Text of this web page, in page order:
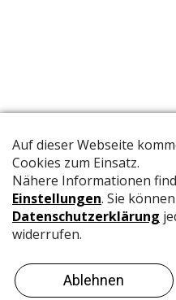
Die offizielle Publikation der
Meldungen